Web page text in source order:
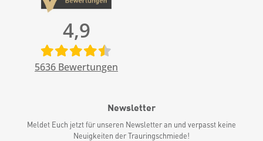
4,9
5636 Bewertungen
Newsletter
Meldet Euch jetzt für unseren Newsletter an und verpasst keine
Neuigkeiten der Trauringschmiede!